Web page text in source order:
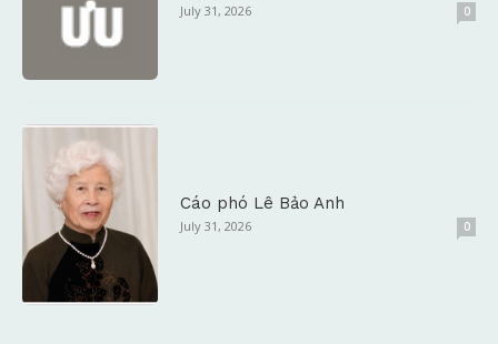
July 31, 2026 0
Cáo phó Lê Bảo Anh
July 31, 2026 0